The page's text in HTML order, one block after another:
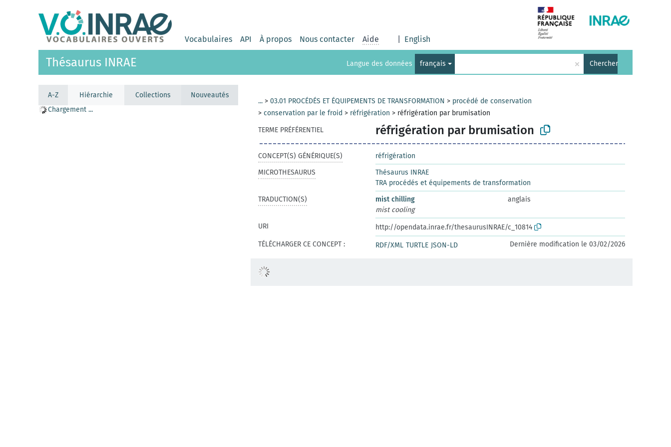
Vocabulaires API À propos Nous contacter Aide English
Thésaurus INRAE Langue des données français × Chercher
A-Z Hiérarchie Collections
Nouveautés
Chargement ...
... > 03.01 PROCÉDÉS ET ÉQUIPEMENTS DE TRANSFORMATION > procédé de conservation
> conservation par le froid > réfrigération > réfrigération par brumisation
TERME PRÉFÉRENTIEL
réfrigération par brumisation
CONCEPT(S) GÉNÉRIQUE(S)
réfrigération
MICROTHESAURUS
Thésaurus INRAE
TRA procédés et équipements de transformation
TRADUCTION(S)
mist chilling
anglais
mist cooling
URI
http://opendata.inrae.fr/thesaurusINRAE/c_10814
TÉLÉCHARGER CE CONCEPT :
RDF/XML TURTLE JSON-LD Dernière modification le 03/02/2026